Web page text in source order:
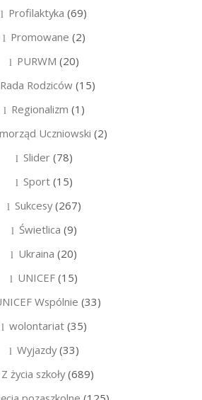
Profilaktyka (69)
Promowane (2)
PURWM (20)
Rada Rodziców (15)
Regionalizm (1)
Uczniowski (2)
Slider(78)
Sport(15)
Sukcesy(267)
Świetlica (9)
Ukraina (20)
UNICEF (15)
Wspólnie (33)
wolontariat(35)
Wyjazdy(33)
Z życia szkoły(689)